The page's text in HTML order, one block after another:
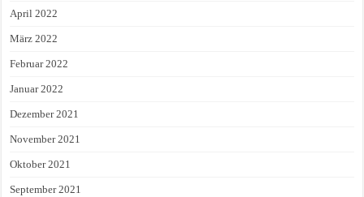
April 2022
März 2022
Februar 2022
Januar 2022
Dezember 2021
November 2021
Oktober 2021
September 2021